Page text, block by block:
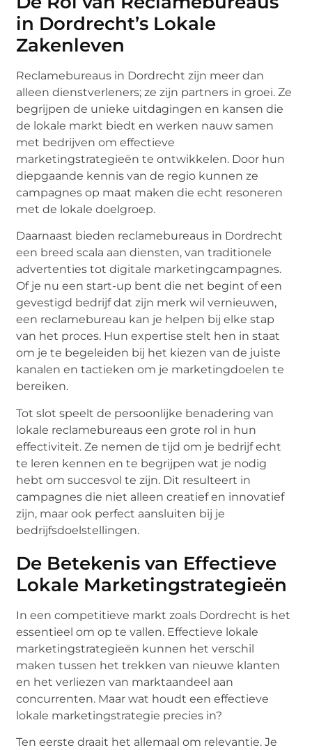
in Dordrecht’s Lokale
Zakenleven
Reclamebureaus in Dordrecht zijn meer dan
alleen dienstverleners; ze zijn partners in groei. Ze
begrijpen de unieke uitdagingen en kansen die
de lokale markt biedt en werken nauw samen
met bedrijven om effectieve
marketingstrategieën te ontwikkelen. Door hun
diepgaande kennis van de regio kunnen ze
campagnes op maat maken die echt resoneren
met de lokale doelgroep.
Daarnaast bieden reclamebureaus in Dordrecht
een breed scala aan diensten, van traditionele
advertenties tot digitale marketingcampagnes.
Of je nu een start-up bent die net begint of een
gevestigd bedrijf dat zijn merk wil vernieuwen,
een reclamebureau kan je helpen bij elke stap
van het proces. Hun expertise stelt hen in staat
om je te begeleiden bij het kiezen van de juiste
kanalen en tactieken om je marketingdoelen te
bereiken.
Tot slot speelt de persoonlijke benadering van
lokale reclamebureaus een grote rol in hun
effectiviteit. Ze nemen de tijd om je bedrijf echt
te leren kennen en te begrijpen wat je nodig
hebt om succesvol te zijn. Dit resulteert in
campagnes die niet alleen creatief en innovatief
zijn, maar ook perfect aansluiten bij je
bedrijfsdoelstellingen.
De Betekenis van Effectieve
Lokale Marketingstrategieën
In een competitieve markt zoals Dordrecht is het
essentieel om op te vallen. Effectieve lokale
marketingstrategieën kunnen het verschil
maken tussen het trekken van nieuwe klanten
en het verliezen van marktaandeel aan
concurrenten. Maar wat houdt een effectieve
lokale marketingstrategie precies in?
Ten eerste draait het allemaal om relevantie. Je